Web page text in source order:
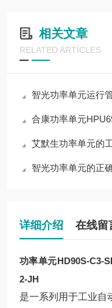
相关文章
RELATED ARTICLES
智光功率单元运行
合康功率单元
艾默生功率单元的
智光功率单元的正
详细介绍 在线留
功率单元HD90S-C3-
2-JH
是一系列用于工业自